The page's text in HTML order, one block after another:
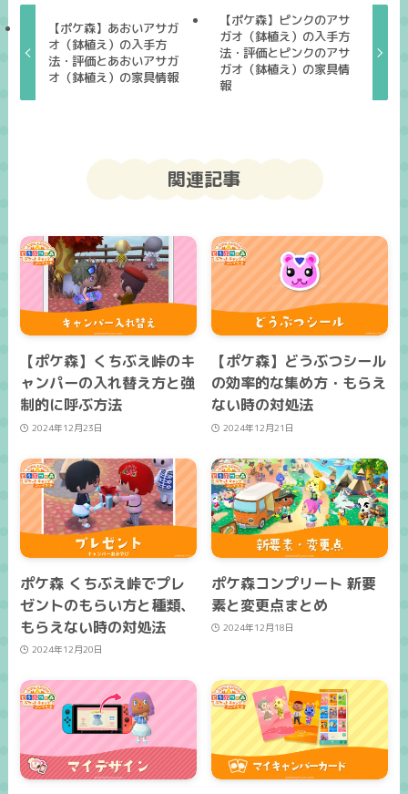
【ポケ森】あおいアサガ
オ（鉢植え）の入手方
法・評価とあおいアサガ
オ（鉢植え）の家具情報
【ポケ森】ピンクのアサ
ガオ（鉢植え）の入手方
法・評価とピンクのアサ
ガオ（鉢植え）の家具情
報
関連記事
【ポケ森】くちぶえ峠のキ
ャンパーの入れ替え方と強
制的に呼ぶ方法
2024年12月23日
【ポケ森】どうぶつシール
の効率的な集め方・もらえ
ない時の対処法
2024年12月21日
ポケ森 くちぶえ峠でプレ
ゼントのもらい方と種類、
もらえない時の対処法
2024年12月20日
ポケ森コンプリート 新要
素と変更点まとめ
2024年12月18日